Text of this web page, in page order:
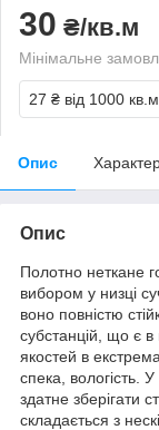
30 ₴/кв.м
Мінімальне
27 ₴ від 1000 кв.м
Опис
Опис
Полотно неткане
вибором у низці
воно повністю
субстанцій, що є в
якостей в
спека, вологість.
здатне зберігати
складається з